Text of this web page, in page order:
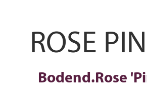
ROSE
Bodend.Rose